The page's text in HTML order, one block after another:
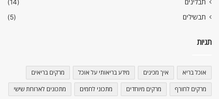
תבלינים
(14)
תבשילים
(5)
תגיות
אוכל בריא איך מכינים מידע בריאותי על אוכל מרקים בריאים
מרקים לחורף מרקים מיוחדים מתכוני לחמים מתכונים לארוחת שישי